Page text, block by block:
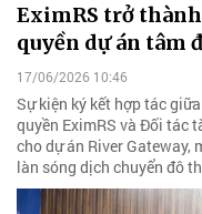
EximRS trở
quyền dự án tâm
17/06/2026 10:46
Sự kiện ký kết hợp tác
quyền EximRS và Đối tác
cho dự án River Gateway,
làn sóng dịch chuyển đô